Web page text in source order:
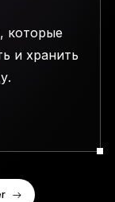
которые
и хранить